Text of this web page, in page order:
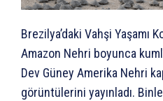
Brezilya’daki Vahşi Yaşamı
Amazon Nehri boyunca
Dev Güney Amerika Nehri
görüntülerini yayınladı.